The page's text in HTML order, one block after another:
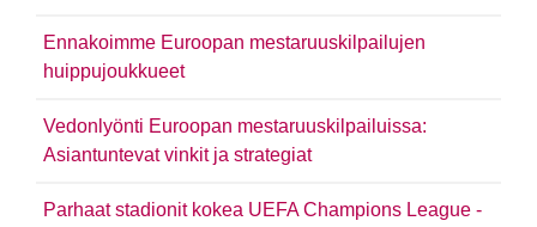
Ennakoimme Euroopan mestaruuskilpailujen
huippujoukkueet
Vedonlyönti Euroopan mestaruuskilpailuissa:
Asiantuntevat vinkit ja strategiat
Parhaat stadionit kokea UEFA Champions League -